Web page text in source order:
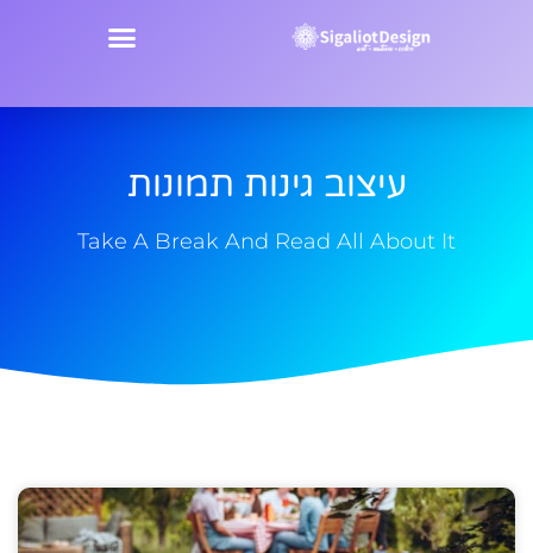
עיצוב גינות תמונות
Take A Break And Read All About It